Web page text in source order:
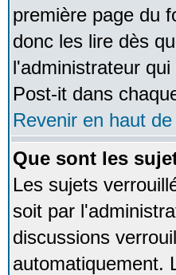
première page du
donc les lire dès
l'administrateur
Post-it dans
Revenir en haut
Que sont les
Les sujets
soit par
discussions
automatiquement.